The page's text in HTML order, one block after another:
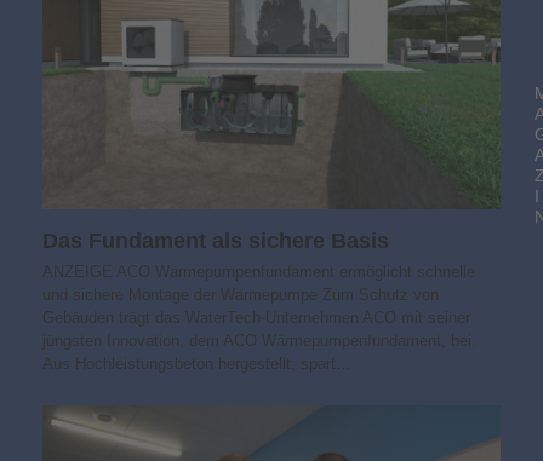
Das Fundament als sichere Basis
ANZEIGE ACO Wärmepumpenfundament ermöglicht schnelle
und sichere Montage der Wärmepumpe Zum Schutz von
Gebäuden trägt das WaterTech-Unternehmen ACO mit seiner
jüngsten Innovation, dem ACO Wärmepumpenfundament, bei.
Aus Hochleistungsbeton hergestellt, spart…
I